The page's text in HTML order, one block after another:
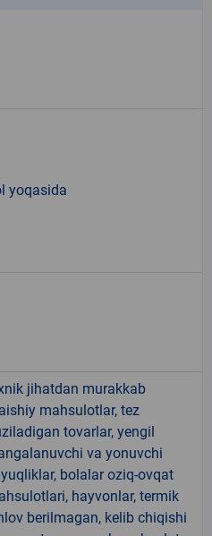
yoqasida
jihatdan murakkab
mahsulotlar, tez
tovarlar, yengil
va yonuvchi
bolalar oziq-ovqat
hayvonlar, termik
berilmagan, kelib chiqishi